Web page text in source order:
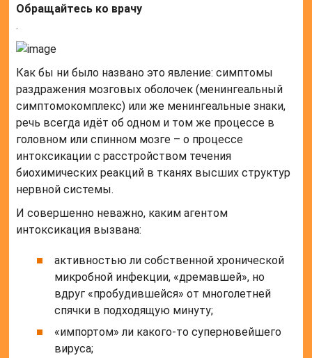
Обращайтесь ко врачу
.
Как бы ни было названо это явление: симптомы
раздражения мозговых оболочек (менингеальный
симптомокомплекс) или же менингеальные знаки,
речь всегда идёт об одном и том же процессе в
головном или спинном мозге – о процессе
интоксикации с расстройством течения
биохимических реакций в тканях высших структур
нервной системы.
И совершенно неважно, каким агентом
интоксикация вызвана:
активностью ли собственной хронической
микробной инфекции, «дремавшей», но
вдруг «пробудившейся» от многолетней
спячки в подходящую минуту;
«импортом» ли какого-то суперновейшего
вируса;